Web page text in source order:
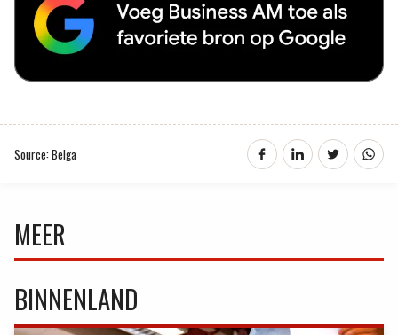
Source: Belga
MEER
BINNENLAND